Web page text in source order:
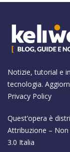
Notizie, tutorial e
tecnologia.
Privacy Policy
Quest’opera è
Attribuzione –
3.0 Italia